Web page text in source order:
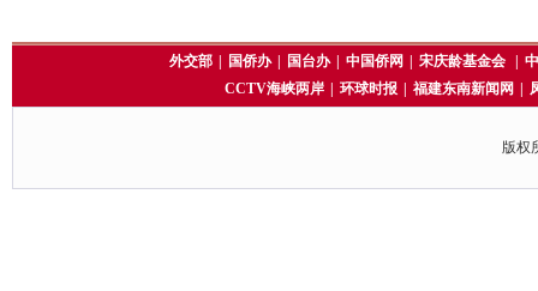
外交部 国侨办 国台办 中国侨网 宋庆龄基金会
CCTV海峡两岸
环球时报 福建东南新闻网
版权